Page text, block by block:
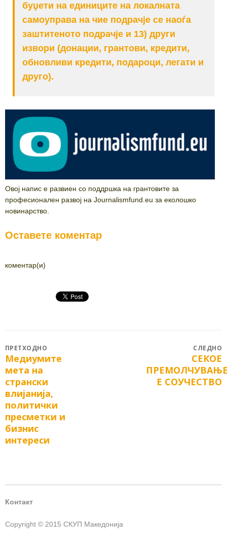
буџети на единиците на локалната
самоуправа на чие подрачје се наоѓа
заштитеното подрачје и 13) други
извори (донации, грантови, кредити,
обновливи кредити, подароци, легати и
друго).
Овој напис е развиен со поддршка на грантовите за
професионален развој на Journalismfund.eu за еколошко
новинарство.
Оставете коментар
коментар(и)
Post
navigation
ПРЕТХОДНО
Previous
post:
Медиумите
мета на
странски
влијанија,
политички
пресметки и
бизнис
интереси
СЛЕДНО
post:
СЕКОЕ
Е СОУЧЕСТВО
Контакт
Copyright © 2015 СКУП Македонија